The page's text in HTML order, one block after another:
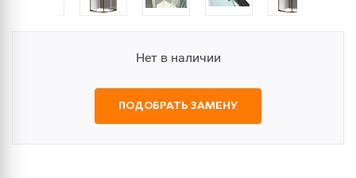
Нет в наличии
ПОДОБРАТЬ ЗАМЕНУ